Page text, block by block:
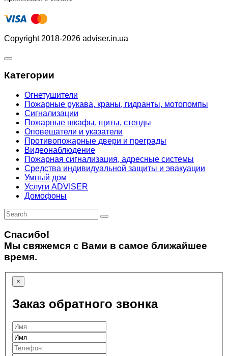
Copyright 2018-2026 adviser.in.ua
Категории
Огнетушители
Пожарные рукава, краны, гидранты, мотопомпы
Сигнализации
Пожарные шкафы, щиты, стенды
Оповещатели и указатели
Противопожарные двери и преграды
Видеонаблюдение
Пожарная сигнализация, адресные системы
Средства индивидуальной защиты и эвакуации
Умный дом
Услуги ADVISER
Домофоны
Спасибо!
Мы свяжемся с Вами в самое ближайшее
время.
×
Заказ обратного звонка